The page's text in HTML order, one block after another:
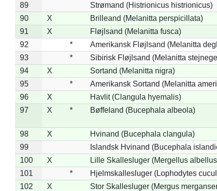
89
Strømand (Histrionicus histrionicus)
90
X
Brilleand (Melanitta perspicillata)
91
X
Fløjlsand (Melanitta fusca)
92
*
Amerikansk Fløjlsand (Melanitta
93
*
Sibirisk Fløjlsand (Melanitta
94
X
Sortand (Melanitta nigra)
95
*
Amerikansk Sortand (Melanitta
96
X
Havlit (Clangula hyemalis)
97
X * Bøffeland (Bucephala albeola)
98 X
Hvinand (Bucephala clangula)
99
Islandsk Hvinand (Bucephala
100
X
Lille Skallesluger (Mergellus
101
*
Hjelmskallesluger (Lophodytes
102
X Stor Skallesluger (Mergus